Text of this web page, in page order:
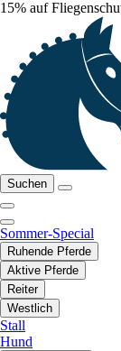
15% auf
Suchen
Sommer-Special
Ruhende Pferde
Aktive Pferde
Reiter
Westlich
Stall
Hund